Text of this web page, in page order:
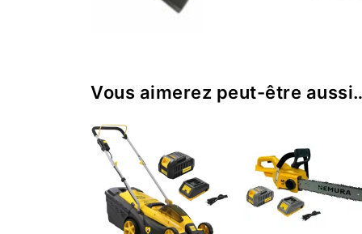
Vous aimerez peut-être